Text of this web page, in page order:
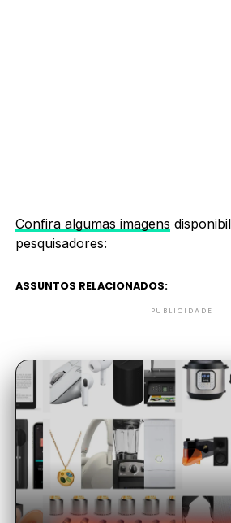
Confira algumas imagens
pesquisadores:
ASSUNTOS RELACIONADOS:
PUBLICIDADE